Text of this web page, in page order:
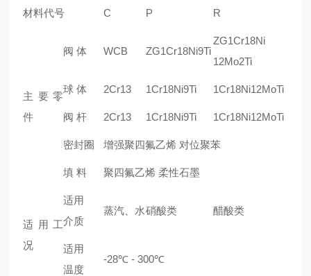
材料代号 C P R
主要零
件
阀 体 WCB ZG1Cr18Ni9Ti
ZG1Cr18Ni
12Mo2Ti
球 体 2Cr13 1Cr18Ni9Ti 1Cr18Ni12MoTi
阀 杆 2Cr13 1Cr18Ni9Ti 1Cr18Ni12MoTi
密封圈 增强聚四氟乙烯 对位聚苯
填 料 聚四氟乙烯 柔性石墨
适用工
况
适用
介质
蒸汽、水 硝酸类 醋酸类
适用
温度
-28℃ - 300℃